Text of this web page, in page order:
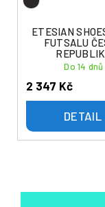
ETESIAN
FUTSALU
Do 14 dnů
2 347 Kč
DETAIL